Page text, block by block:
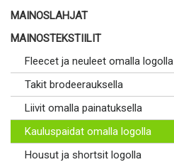
MAINOSLAHJAT
MAINOSTEKSTIILIT
Fleecet ja neuleet omalla logolla
Takit brodeerauksella
Liivit omalla painatuksella
Kauluspaidat omalla logolla
Housut ja shortsit logolla